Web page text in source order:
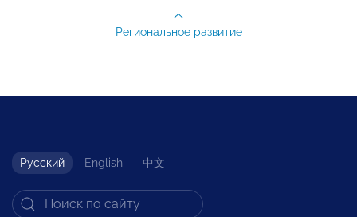
Региональное развитие
Русский English 中文